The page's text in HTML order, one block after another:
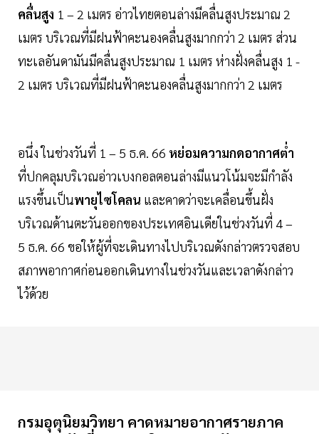
คลื่นสูง 1 – 2 เมตร อ่าวไทยตอนล่างมีคลื่นสูงประมาณ 2
เมตร บริเวณที่มีฝนฟ้าคะนองคลื่นสูงมากกว่า 2 เมตร ส่วน
ทะเลอันดามันมีคลื่นสูงประมาณ 1 เมตร ห่างฝั่งคลื่นสูง 1 -
2 เมตร บริเวณที่มีฝนฟ้าคะนองคลื่นสูงมากกว่า 2 เมตร
อนึ่ง ในช่วงวันที่ 1 – 5 ธ.ค. 66 หย่อมความกดอากาศต่ำ
ที่ปกคลุมบริเวณอ่าวเบงกอลตอนล่างมีแนวโน้มจะมีกำลัง
แรงขึ้นเป็นพายุไซโคลน และคาดว่าจะเคลื่อนขึ้นฝั่ง
บริเวณด้านตะวันออกของประเทศอินเดียในช่วงวันที่ 4 –
5 ธ.ค. 66 ขอให้ผู้ที่จะเดินทางไปบริเวณดังกล่าวตรวจสอบ
สภาพอากาศก่อนออกเดินทางในช่วงวันและเวลาดังกล่าว
ไว้ด้วย
กรมอุตุนิยมวิทยา คาดหมายอากาศรายภาค